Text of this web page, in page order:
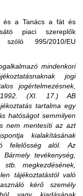
és a Tanács a fát és
piaci szereplők
szóló 995/2010/EU
mindenkori
jogi
jogértelmezésnek,
1992. (XI. 17.) AB
tartalma egy
hatóságot semmilyen
nem mentesíti az azt
kialakításának
felelősség alól. Az
tevékenység,
megkezdésének,
tájékoztatástól való
kérő személy
le a
A tevékenység
hamarabb is el lehet
hogy a korlátozás
teljesítette.
lánchoz tartozó
vagy tiltása, a
szerepel a